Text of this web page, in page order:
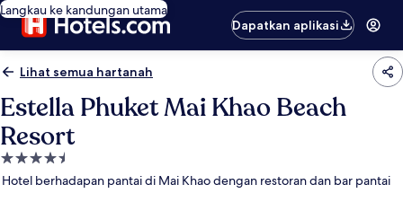
Langkau ke kandungan utama
Dapatkan aplikasi
Lihat semua hartanah
Estella Phuket Mai Khao Beach
Resort
Hartanah
4.5
Hotel berhadapan pantai di Mai Khao dengan restoran dan bar pantai